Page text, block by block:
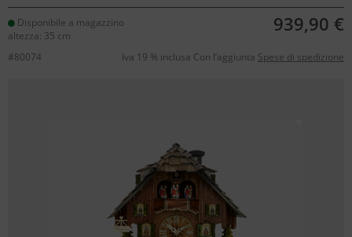
Disponibile a magazzino
altezza: 35 cm
939,90 €
#80074 Iva 19 % inclusa Con l’aggiunta Spese di spedizione